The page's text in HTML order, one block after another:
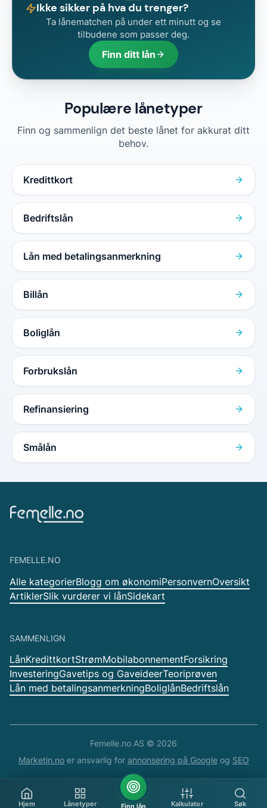
Ikke sikker på hva du trenger?
Ta lånematchen på under ett minutt og se
tilbudene som passer deg.
Finn ditt lån
Populære lånetyper
Finn og sammenlign det beste lånet for akkurat ditt
behov.
Kredittkort
Bedriftslån
Lån med betalingsanmerkning
Billån
Boliglån
Forbrukslån
Refinansiering
Smålån
FEMELLE.NO
Alle kategorierBlogg om økonomiPersonvernOversikt
ArtiklerSlik vurderer vi lånSidekart
SAMMENLIGN
LånKredittkortStrømMobilabonnementForsikring
InvesteringGavetips og GaveideerTeoriprøven
Lån med betalingsanmerkningBoliglånBedriftslån
Femelle.no AS © 2026
Marketin.noer ansvarlig for annonsering på Googleog SEO
Hjem Lånetyper Finn lån Kalkulator Søk